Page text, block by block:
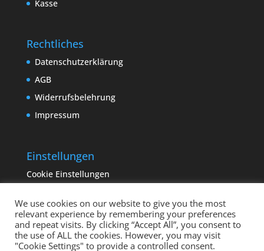
Kasse
Rechtliches
Datenschutzerklärung
AGB
Widerrufsbelehrung
Impressum
Einstellungen
Cookie Einstellungen
We use cookies on our website to give you the most
relevant experience by remembering your preferences
and repeat visits. By clicking “Accept All”, you consent to
the use of ALL the cookies. However, you may visit
"Cookie Settings" to provide a controlled consent.